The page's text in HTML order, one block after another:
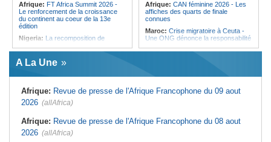
Afrique: FT Africa Summit 2026 -
Le renforcement de la croissance
du continent au coeur de la 13e
édition
Nigeria: La recomposition de
durcissement électoral
Afrique de l'Ouest:
pour le secteur agricole
Afrique de l'Ouest:Terrorisme,
armes légères - L'ONU tire la
sonnette d'alarme
Mali:
La Biennale sportive fait son
retour après 36 ans d'interruption
Guinée:Nouvelle coupure des
Afrique: CAN féminine 2026 - Les
affiches des quarts de finale
connues
Maroc: Crise migratoire à Ceuta -
Une ONG dénonce la responsabilité
déchets à Casablanca
Afrique:Maroc - Afrique du Sud -
Afrique:
Élodie Nakkach (Maroc) -
« La finale de 2022, on l'utilise
A La Une
Afrique: Revue de presse de l'Afrique Francophone du 09 aout
2026 (allAfrica)
Afrique: Revue de presse de l'Afrique Francophone du 08 aout
2026 (allAfrica)